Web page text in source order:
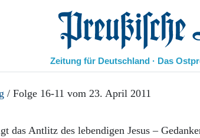
Preußische Allgemeine Zeitung
Zeitung für Deutschland · Das
/ Folge 16-11 vom 23. April 2011
das Antlitz des lebendigen Jesus –